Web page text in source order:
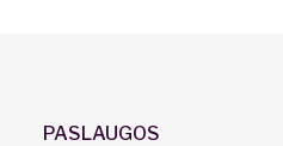
PASLAUGOS